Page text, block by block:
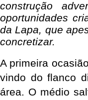
construção
oportunidades
da Lapa, que
concretizar.
A primeira
vindo do flanco
área. O médio